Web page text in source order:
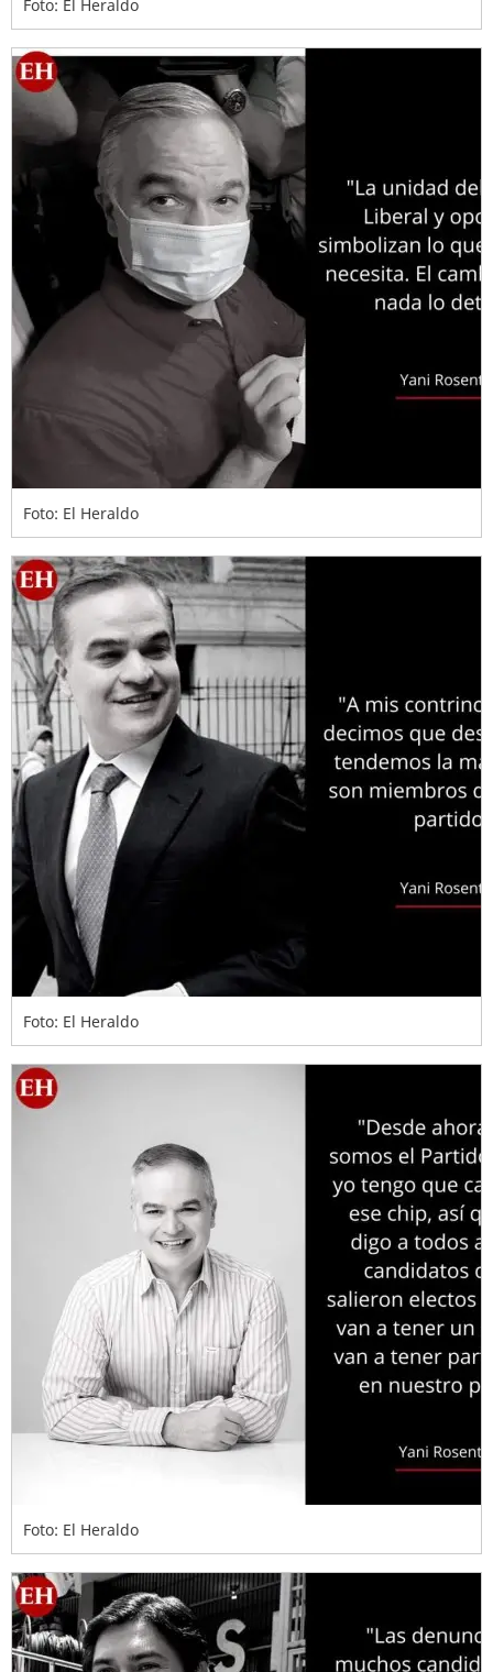
Foto: El Heraldo
Foto: El Heraldo
Foto: El Heraldo
Foto: El Heraldo